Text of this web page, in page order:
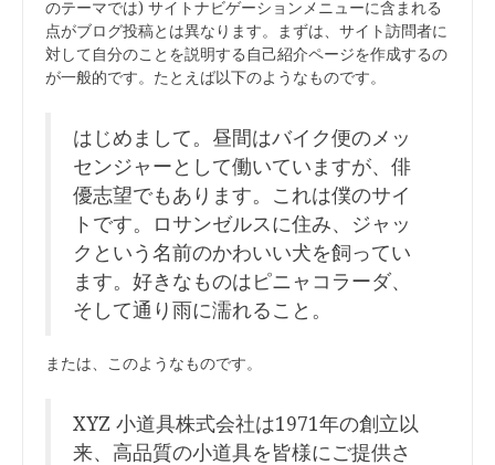
のテーマでは) サイトナビゲーションメニューに含まれる
点がブログ投稿とは異なります。まずは、サイト訪問者に
対して自分のことを説明する自己紹介ページを作成するの
が一般的です。たとえば以下のようなものです。
はじめまして。昼間はバイク便のメッ
センジャーとして働いていますが、俳
優志望でもあります。これは僕のサイ
トです。ロサンゼルスに住み、ジャッ
クという名前のかわいい犬を飼ってい
ます。好きなものはピニャコラーダ、
そして通り雨に濡れること。
または、このようなものです。
XYZ 小道具株式会社は1971年の創立以
来、高品質の小道具を皆様にご提供さ